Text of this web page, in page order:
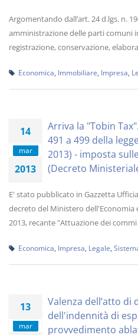
Argomentando dall’art. 24 d.lgs. n.
amministrazione delle parti comuni
registrazione, conservazione,
Economica Immobiliare Impresa
14
mar
2013
Arriva la "Tobin
491 a 499 della
2013) - imposta
(Decreto
E' stato pubblicato in Gazzetta
decreto del Ministero dell'Economia
2013, recante "Attuazione dei commi
Economica Impresa Legale
13
mar
Valenza dell’atto di
dell'indennità di
provvedimento